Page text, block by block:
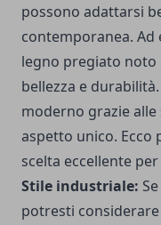
possono adattarsi
contemporanea. Ad
legno pregiato noto
bellezza e
moderno grazie
aspetto unico. Ecco
scelta eccellente
Stile industriale:
potresti